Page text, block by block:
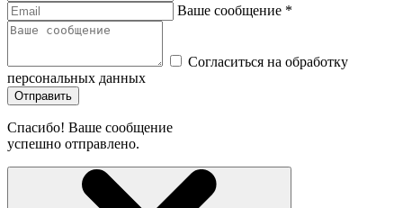
Ваше сообщение *
Согласиться на обработку
персональных данных
Отправить
Спасибо! Ваше сообщение
успешно отправлено.